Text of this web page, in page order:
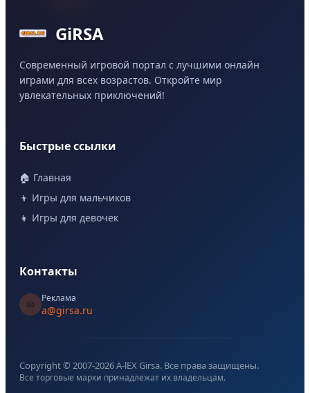
GiRSA
Современный игровой портал с лучшими онлайн
играми для всех возрастов. Откройте мир
увлекательных приключений!
Быстрые ссылки
🏠 Главная
👦 Игры для мальчиков
👧 Игры для девочек
Контакты
📧
Реклама
a@girsa.ru
Copyright © 2007-2026A-lEX Girsa. Все права защищены.
Все торговые марки принадлежат их владельцам.